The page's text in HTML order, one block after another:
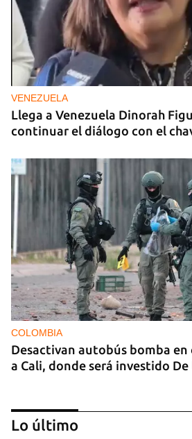
VENEZUELA
Llega a Venezuela Dinorah
continuar el diálogo con el
COLOMBIA
Desactivan autobús bomba en
a Cali, donde será investido De
Lo último